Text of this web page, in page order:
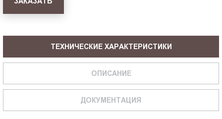
ТЕХНИЧЕСКИЕ ХАРАКТЕРИСТИКИ
ОПИСАНИЕ
ДОКУМЕНТАЦИЯ